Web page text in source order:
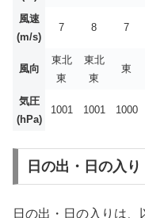
風速
(m/s)
7 8 7
風向
東北
東
東北
東
東
気圧
(hPa)
1001 1001 1000
日の出・日の入り
日の出・日の入りは、